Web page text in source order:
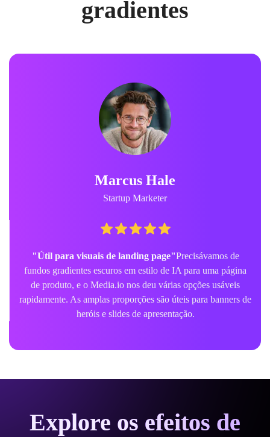
gradientes
Marcus Hale
Startup Marketer
"Útil para visuais de landing page"Precisávamos de
fundos gradientes escuros em estilo de IA para uma página
de produto, e o Media.io nos deu várias opções usáveis
rapidamente. As amplas proporções são úteis para banners de
heróis e slides de apresentação.
Explore os efeitos de